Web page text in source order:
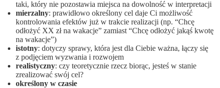
taki, który nie pozostawia miejsca na dowolność w interpretacji
mierzalny: prawidłowo określony cel daje Ci możliwość
kontrolowania efektów już w trakcie realizacji (np. “Chcę
odłożyć XX zł na wakacje” zamiast “Chcę odłożyć jakąś kwotę
na wakacje”)
istotny: dotyczy sprawy, która jest dla Ciebie ważna, łączy się
z podjęciem wyzwania i rozwojem
realistyczny: czy teoretycznie rzecz biorąc, jesteś w stanie
zrealizować swój cel?
określony w czasie